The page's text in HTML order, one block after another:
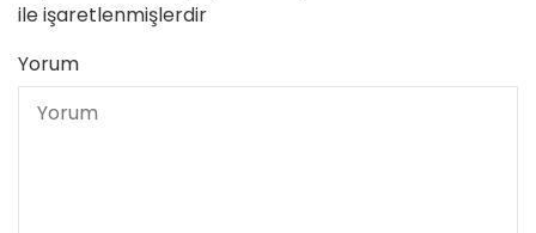
ile işaretlenmişlerdir
Yorum